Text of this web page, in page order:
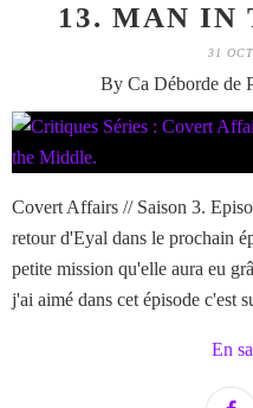
13. MAN IN
31
By Ca Déborde de
Covert Affairs // Saison 3.
retour d'Eyal dans le prochain
petite mission qu'elle aura eu
j'ai aimé dans cet épisode c'est
En